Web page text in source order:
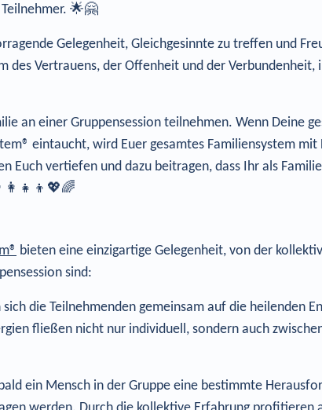
🌟🤗
Gelegenheit, Gleichgesinnte zu treffen und
des Vertrauens, der Offenheit und der
an einer Gruppensession teilnehmen. Wenn Deine
eintaucht, wird Euer gesamtes Familiensystem
Euch vertiefen und dazu beitragen, dass Ihr als
bieten eine einzigartige Gelegenheit, von der
sind:
sich die Teilnehmenden gemeinsam auf die heilenden
fließen nicht nur individuell, sondern auch
ein Mensch in der Gruppe eine bestimmte